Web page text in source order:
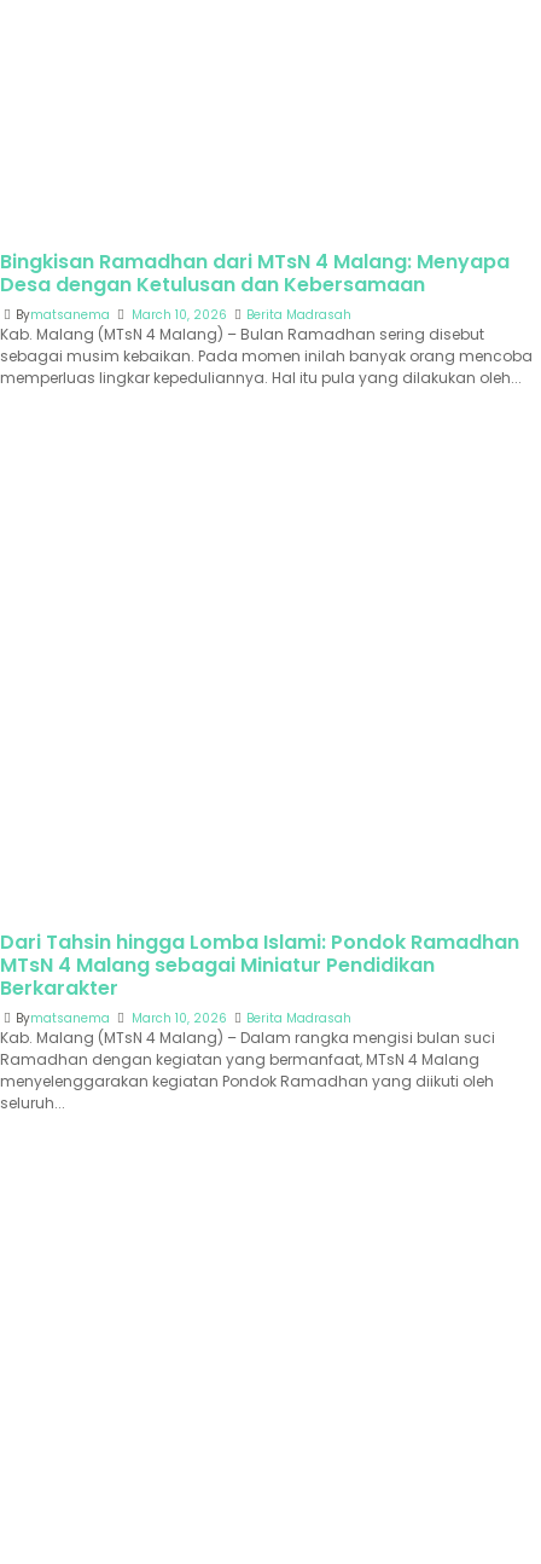
Bingkisan Ramadhan dari MTsN 4 Malang: Menyapa
Desa dengan Ketulusan dan Kebersamaan
Bymatsanema March 10, 2026 Berita Madrasah
Kab. Malang (MTsN 4 Malang) – Bulan Ramadhan sering disebut
sebagai musim kebaikan. Pada momen inilah banyak orang mencoba
memperluas lingkar kepeduliannya. Hal itu pula yang dilakukan oleh...
Dari Tahsin hingga Lomba Islami: Pondok Ramadhan
MTsN 4 Malang sebagai Miniatur Pendidikan
Berkarakter
Bymatsanema March 10, 2026 Berita Madrasah
Kab. Malang (MTsN 4 Malang) – Dalam rangka mengisi bulan suci
Ramadhan dengan kegiatan yang bermanfaat, MTsN 4 Malang
menyelenggarakan kegiatan Pondok Ramadhan yang diikuti oleh
seluruh...